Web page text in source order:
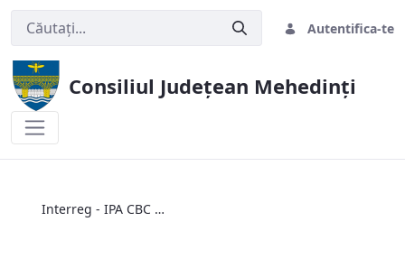
Autentifica-te
Consiliul Județean Mehedinți
Interreg - IPA CBC Romania- Serbia